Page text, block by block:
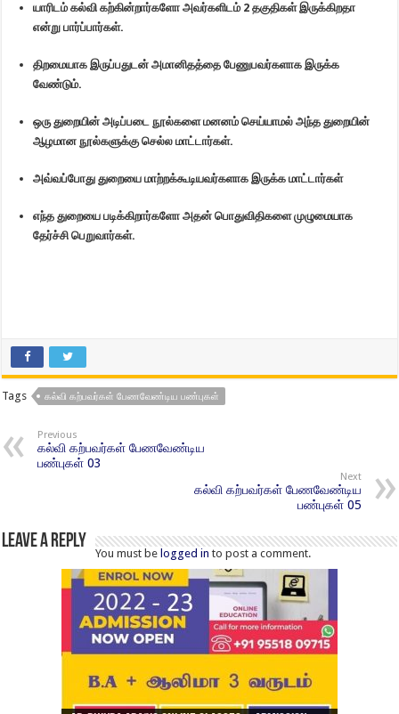
யாரிடம் கல்வி கற்கின்றார்களோ அவர்களிடம் 2 தகுதிகள் இருக்கிறதா
என்று பார்ப்பார்கள்.
திறமையாக இருப்பதுடன் அமானிதத்தை பேணுபவர்களாக இருக்க
வேண்டும்.
ஒரு துறையின் அடிப்படை நூல்களை மனனம் செய்யாமல் அந்த துறையின்
ஆழமான நூல்களுக்கு செல்ல மாட்டார்கள்.
அவ்வப்போது துறையை மாற்றக்கூடியவர்களாக இருக்க மாட்டார்கள்
எந்த துறையை படிக்கிறார்களோ அதன் பொதுவிதிகளை முழுமையாக
தேர்ச்சி பெறுவார்கள்.
Tags கல்வி கற்பவர்கள் பேணவேண்டிய பண்புகள்
Previous
கல்வி கற்பவர்கள் பேணவேண்டிய
பண்புகள் 03
Next
கல்வி கற்பவர்கள் பேணவேண்டிய
பண்புகள் 05
Leave a Reply
You must be logged in to post a comment.